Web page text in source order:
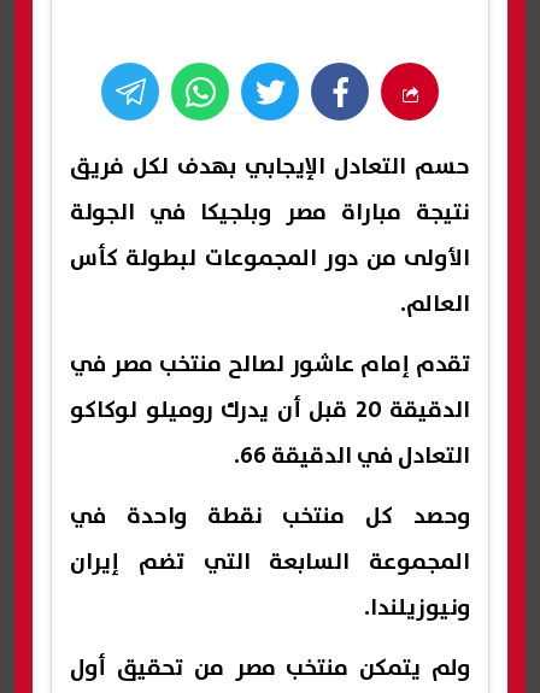
حسم التعادل الإيجابي بهدف لكل فريق
نتيجة مباراة مصر وبلجيكا في الجولة
الأولى من دور المجموعات لبطولة كأس
العالم.
تقدم إمام عاشور لصالح منتخب مصر في
الدقيقة 20 قبل أن يدرك روميلو لوكاكو
التعادل في الدقيقة 66.
وحصد كل منتخب نقطة واحدة في
المجموعة السابعة التي تضم إيران
ونيوزيلندا.
ولم يتمكن منتخب مصر من تحقيق أول